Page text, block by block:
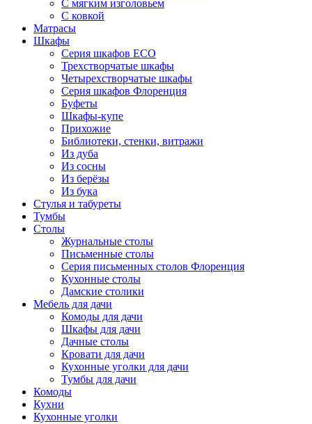
С мягким изголовьем
С ковкой
Матрасы
Шкафы
Серия шкафов ECO
Трехстворчатые шкафы
Четырехстворчатые шкафы
Серия шкафов Флоренция
Буфеты
Шкафы-купе
Прихожие
Библиотеки, стенки, витражи
Из дуба
Из сосны
Из берёзы
Из бука
Стулья и табуреты
Тумбы
Столы
Журнальные столы
Письменные столы
Серия письменных столов Флоренция
Кухонные столы
Дамские столики
Мебель для дачи
Комоды для дачи
Шкафы для дачи
Дачные столы
Кровати для дачи
Кухонные уголки для дачи
Тумбы для дачи
Комоды
Кухни
Кухонные уголки